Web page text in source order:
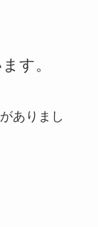
す。
ありまし